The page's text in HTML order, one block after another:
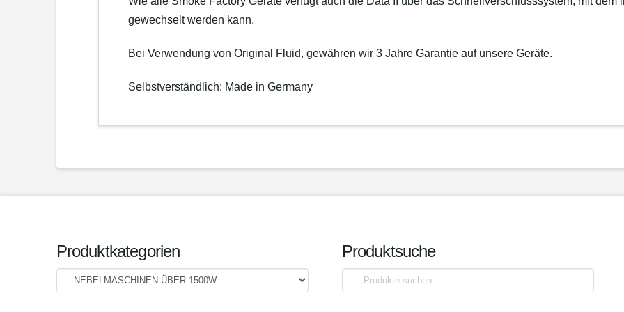
gewechselt werden kann.
Bei Verwendung von Original Fluid, gewähren wir 3 Jahre Garantie auf unsere Geräte.
Selbstverständlich: Made in Germany
Produktkategorien Produktsuche
Suchen
nach: